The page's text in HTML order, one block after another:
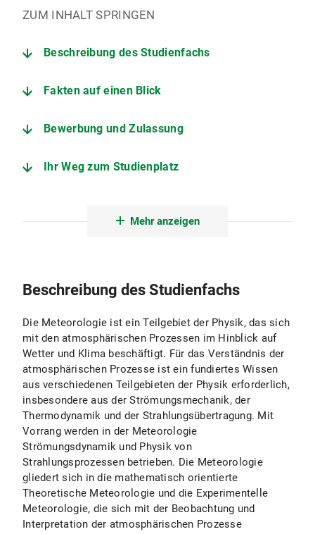
ZUM INHALT SPRINGEN
Beschreibung des Studienfachs
Fakten auf einen Blick
Bewerbung und Zulassung
Ihr Weg zum Studienplatz
Meteorologisches Institut
Fachstudienberatung Physik
Zentrale Studienberatung
Prüfungsamt Physik
Mehr anzeigen
Beschreibung des Studienfachs
Die Meteorologie ist ein Teilgebiet der Physik, das sich
mit den atmosphärischen Prozessen im Hinblick auf
Wetter und Klima beschäftigt. Für das Verständnis der
atmosphärischen Prozesse ist ein fundiertes Wissen
aus verschiedenen Teilgebieten der Physik erforderlich,
insbesondere aus der Strömungsmechanik, der
Thermodynamik und der Strahlungsübertragung. Mit
Vorrang werden in der Meteorologie
Strömungsdynamik und Physik von
Strahlungsprozessen betrieben. Die Meteorologie
gliedert sich in die mathematisch orientierte
Theoretische Meteorologie und die Experimentelle
Meteorologie, die sich mit der Beobachtung und
Interpretation der atmosphärischen Prozesse